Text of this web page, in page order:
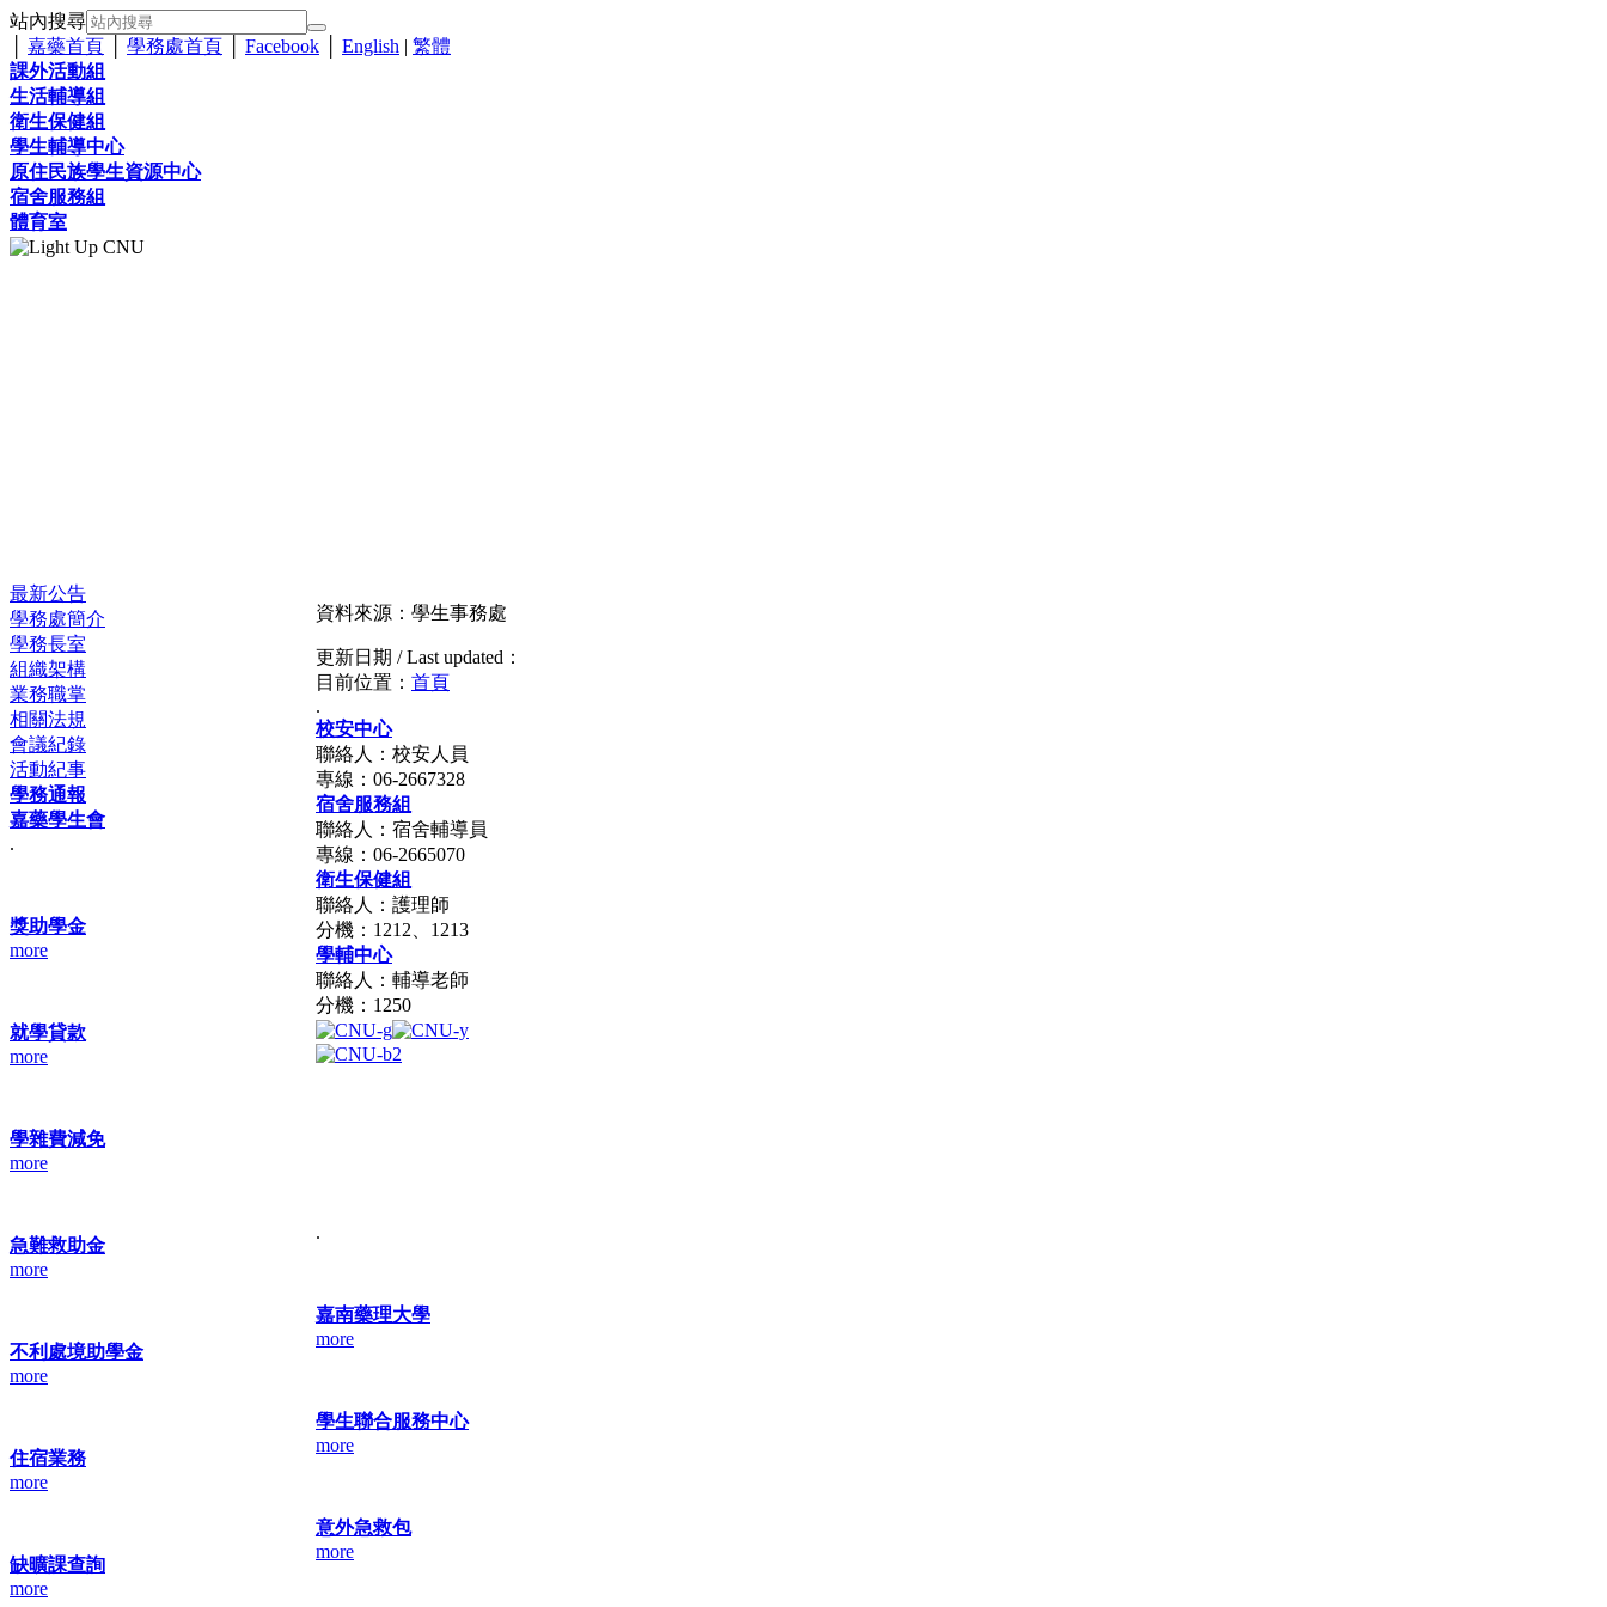
站內搜尋
嘉藥首頁 學務處首頁 Facebook English | 繁體
課外活動組
生活輔導組
衛生保健組
學生輔導中心
原住民族學生資源中心
宿舍服務組
體育室
最新公告
學務處簡介
學務長室
組織架構
業務職掌
相關法規
會議紀錄
活動紀事
學務通報
嘉藥學生會
.
獎助學金
more
就學貸款
more
學雜費減免
more
急難救助金
more
不利處境助學金
more
住宿業務
more
缺曠課查詢
more
資料來源：學生事務處
更新日期 / Last updated：
目前位置： 首頁
.
校安中心
聯絡人：校安人員
專線：06-2667328
宿舍服務組
聯絡人：宿舍輔導員
專線：06-2665070
衛生保健組
聯絡人：護理師
分機：1212、1213
學輔中心
聯絡人：輔導老師
分機：1250
.
嘉南藥理大學
more
學生聯合服務中心
more
意外急救包
more